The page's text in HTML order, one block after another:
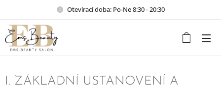
Otevírací doba: Po-Ne 8:30 - 20:30
I. ZÁKLADNÍ USTANOVENÍ A